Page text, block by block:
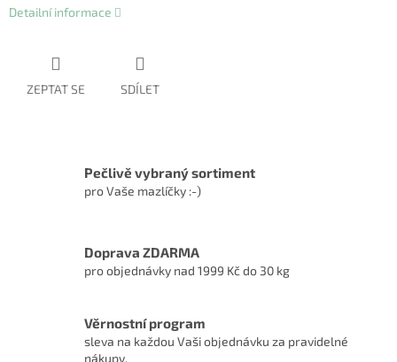
Detailní informace
ZEPTAT SE SDÍLET
Pečlivě vybraný sortiment
pro Vaše mazlíčky :-)
Doprava ZDARMA
pro objednávky nad 1999 Kč do 30 kg
Věrnostní program
sleva na každou Vaši objednávku za pravidelné
nákupy.